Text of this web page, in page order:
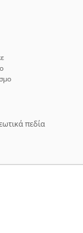
πεδία